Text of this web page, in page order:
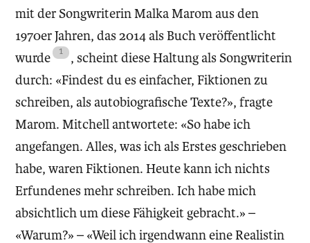
mit der Songwriterin Malka Marom aus den
1970er Jahren, das 2014 als Buch veröffentlicht
wurde
, scheint diese Haltung als Songwriterin
durch: «Findest du es einfacher, Fiktionen zu
schreiben, als autobiografische Texte?», fragte
Marom. Mitchell antwortete: «So habe ich
angefangen. Alles, was ich als Erstes geschrieben
habe, waren Fiktionen. Heute kann ich nichts
Erfundenes mehr schreiben. Ich habe mich
absichtlich um diese Fähigkeit gebracht.» –
«Warum?» – «Weil ich irgendwann eine Realistin